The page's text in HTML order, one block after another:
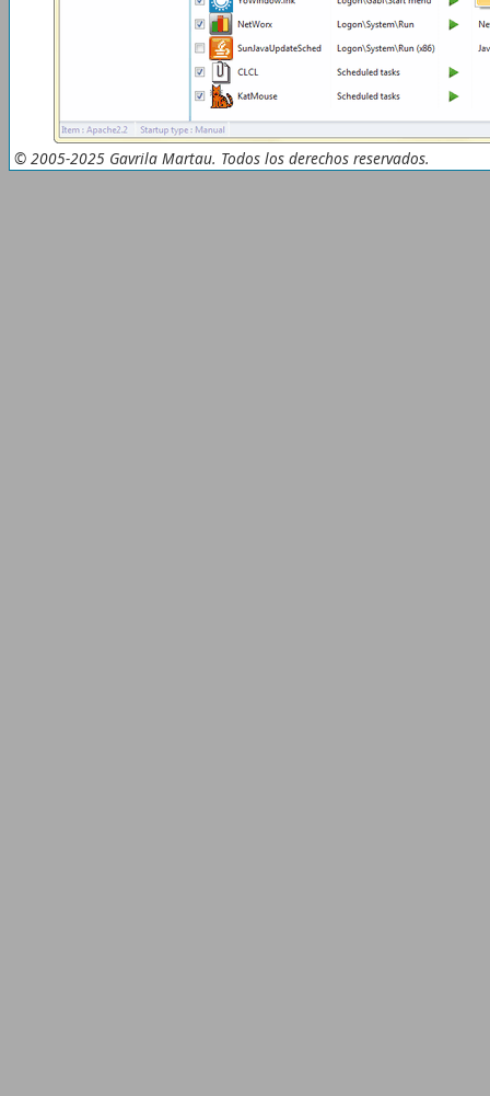
© 2005-2025 Gavrila Martau. Todos los derechos reservados.